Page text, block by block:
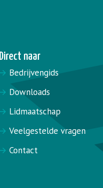
Direct naar
Bedrijvengids
Downloads
Lidmaatschap
Veelgestelde vragen
Contact